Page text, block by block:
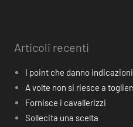
Articoli recenti
I point che danno indicazioni
A volte non si riesce a
Fornisce i cavallerizzi
Sollecita una scelta